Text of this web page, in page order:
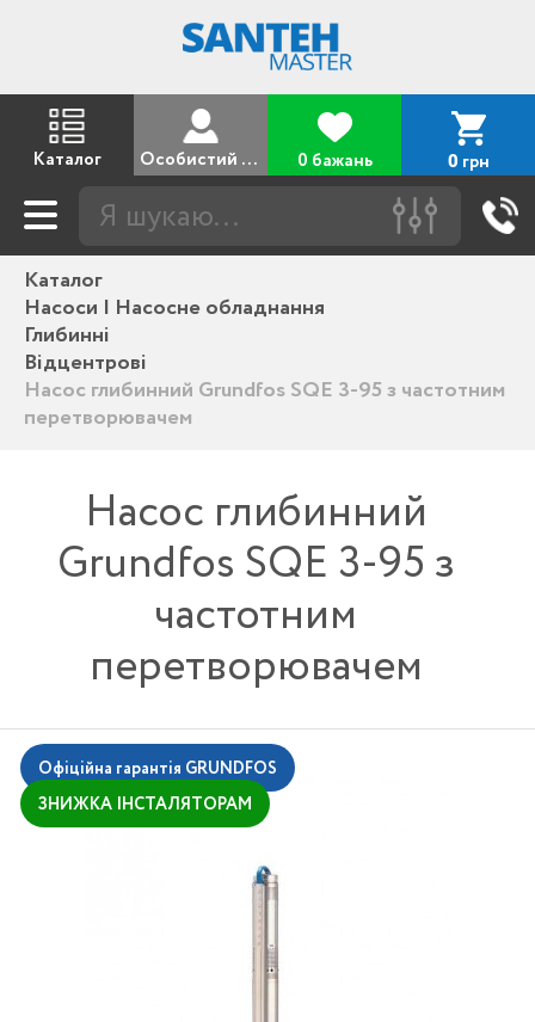
Каталог Особистий кабінет 0 бажань 0 грн
Каталог
Насоси | Насосне обладнання
Глибинні
Відцентрові
Насос глибинний Grundfos SQE 3-95 з частотним
перетворювачем
Насос глибинний
Grundfos SQE 3-95 з
частотним
перетворювачем
Офіційна гарантія GRUNDFOS
ЗНИЖКА ІНСТАЛЯТОРАМ